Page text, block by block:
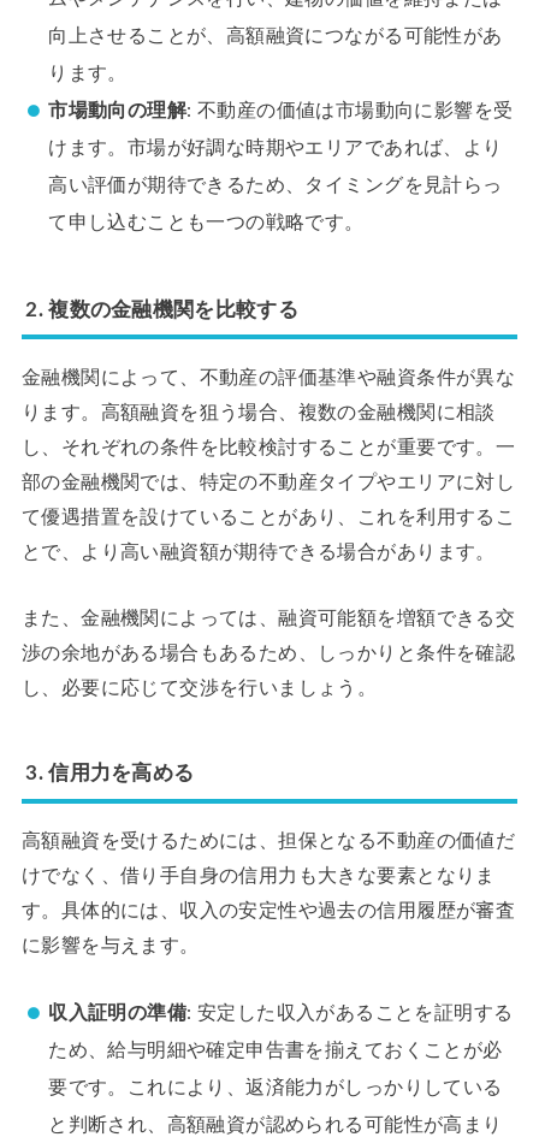
向上させることが、高額融資につながる可能性があ
ります。
市場動向の理解: 不動産の価値は市場動向に影響を受
けます。市場が好調な時期やエリアであれば、より
高い評価が期待できるため、タイミングを見計らっ
て申し込むことも一つの戦略です。
2. 複数の金融機関を比較する
金融機関によって、不動産の評価基準や融資条件が異な
ります。高額融資を狙う場合、複数の金融機関に相談
し、それぞれの条件を比較検討することが重要です。一
部の金融機関では、特定の不動産タイプやエリアに対し
て優遇措置を設けていることがあり、これを利用するこ
とで、より高い融資額が期待できる場合があります。
また、金融機関によっては、融資可能額を増額できる交
渉の余地がある場合もあるため、しっかりと条件を確認
し、必要に応じて交渉を行いましょう。
3. 信用力を高める
高額融資を受けるためには、担保となる不動産の価値だ
けでなく、借り手自身の信用力も大きな要素となりま
す。具体的には、収入の安定性や過去の信用履歴が審査
に影響を与えます。
収入証明の準備: 安定した収入があることを証明する
ため、給与明細や確定申告書を揃えておくことが必
要です。これにより、返済能力がしっかりしている
と判断され、高額融資が認められる可能性が高まり